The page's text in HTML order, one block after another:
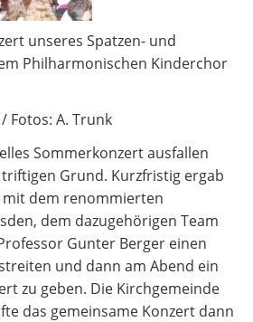
unseres Spatzen- und
Philharmonischen Kinderchor
Fotos: A. Trunk
Sommerkonzert ausfallen
Grund. Kurzfristig ergab
dem renommierten
dem dazugehörigen Team
Gunter Berger einen
und dann am Abend ein
zu geben. Die Kirchgemeinde
das gemeinsame Konzert dann